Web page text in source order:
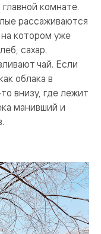
комнате.
рассаживаются
на котором уже
сахар.
чай. Если
облака в
внизу, где лежит
манивший и